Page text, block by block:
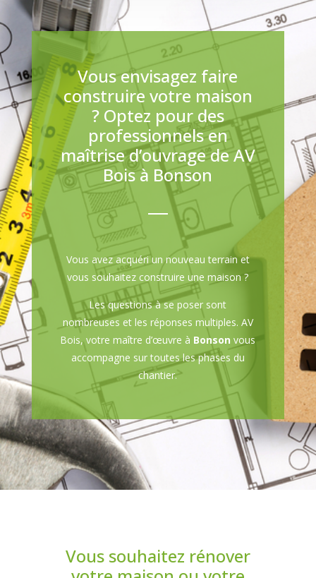
Vous envisagez faire
construire votre maison
? Optez pour des
professionnels en
maîtrise d’ouvrage de AV
Bois à Bonson
Vous avez acquéri un nouveau terrain et
vous souhaitez construire une maison ?
Les questions à se poser sont
nombreuses et les réponses multiples. AV
Bois, votre maître d’œuvre à Bonson vous
accompagne sur toutes les phases du
chantier.
Vous souhaitez rénover